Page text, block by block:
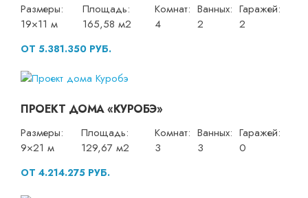
Размеры:
19×11 м
Площадь:
165,58 м2
Комнат:
4
Ванных:
2
Гаражей:
2
ОТ 5.381.350 РУБ.
ПРОЕКТ ДОМА «КУРОБЭ»
Размеры:
9×21 м
Площадь:
129,67 м2
Комнат:
3
Ванных:
3
Гаражей:
0
ОТ 4.214.275 РУБ.